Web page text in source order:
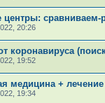
центры:
20:26
коронавируса
19:52
медицина + лечение
19:34